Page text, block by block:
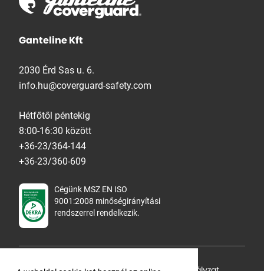
Ganteline Kft
2030 Érd Sas u. 6.
info.hu@coverguard-safety.com
Hétfőtől péntekig
8:00-16:30 között
+36-23/364-144
+36-23/360-609
Cégünk MSZ EN ISO
9001:2008 minőségirányítási
rendszerrel rendelkezik.